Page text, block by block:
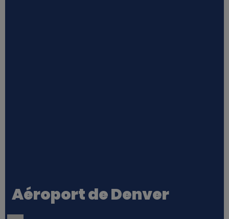
Aéroport de Denver